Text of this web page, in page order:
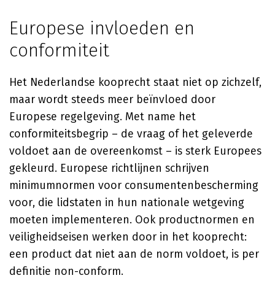
Europese invloeden en
conformiteit
Het Nederlandse kooprecht staat niet op zichzelf,
maar wordt steeds meer beïnvloed door
Europese regelgeving. Met name het
conformiteitsbegrip – de vraag of het geleverde
voldoet aan de overeenkomst – is sterk Europees
gekleurd. Europese richtlijnen schrijven
minimumnormen voor consumentenbescherming
voor, die lidstaten in hun nationale wetgeving
moeten implementeren. Ook productnormen en
veiligheidseisen werken door in het kooprecht:
een product dat niet aan de norm voldoet, is per
definitie non-conform.